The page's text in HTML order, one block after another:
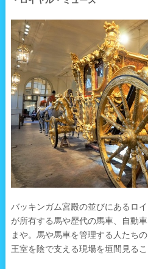
バッキンガム宮殿の並びにあるロ
が所有する馬や歴代の馬車、自動
まや。馬や馬車を管理する人たち
王室を陰で支える現場を垣間見るこ